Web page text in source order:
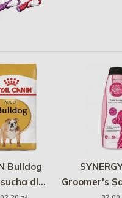
Bulldog
dla
Groomer's